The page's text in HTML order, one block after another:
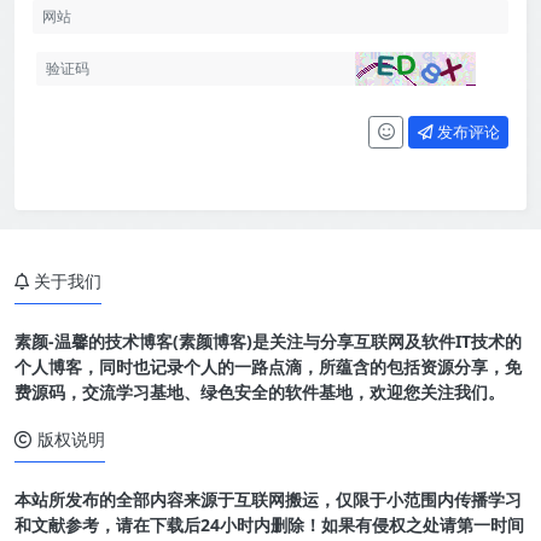
发布评论
关于我们
素颜-温馨的技术博客(素颜博客)是关注与分享互联网及软件IT技术的
个人博客，同时也记录个人的一路点滴，所蕴含的包括资源分享，免
费源码，交流学习基地、绿色安全的软件基地，欢迎您关注我们。
版权说明
本站所发布的全部内容来源于互联网搬运，仅限于小范围内传播学习
和文献参考，请在下载后24小时内删除！如果有侵权之处请第一时间